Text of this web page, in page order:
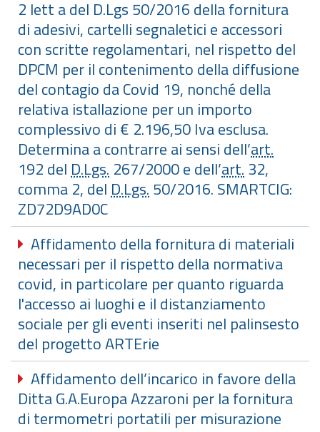
2 lett a del D.Lgs 50/2016 della fornitura
di adesivi, cartelli segnaletici e accessori
con scritte regolamentari, nel rispetto del
DPCM per il contenimento della diffusione
del contagio da Covid 19, nonché della
relativa istallazione per un importo
complessivo di € 2.196,50 Iva esclusa.
Determina a contrarre ai sensi dell’art.
192 delD.Lgs. 267/2000 e dell’art. 32,
comma 2, delD.Lgs.50/2016. SMARTCIG:
ZD72D9AD0C
Affidamento della fornitura di materiali
necessari per il rispetto della normativa
covid, in particolare per quanto riguarda
l'accesso ai luoghi e il distanziamento
sociale per gli eventi inseriti nel palinsesto
del progetto ARTErie
Affidamento dell’incarico in favore della
Ditta G.A.Europa Azzaroni per la fornitura
di termometri portatili per misurazione